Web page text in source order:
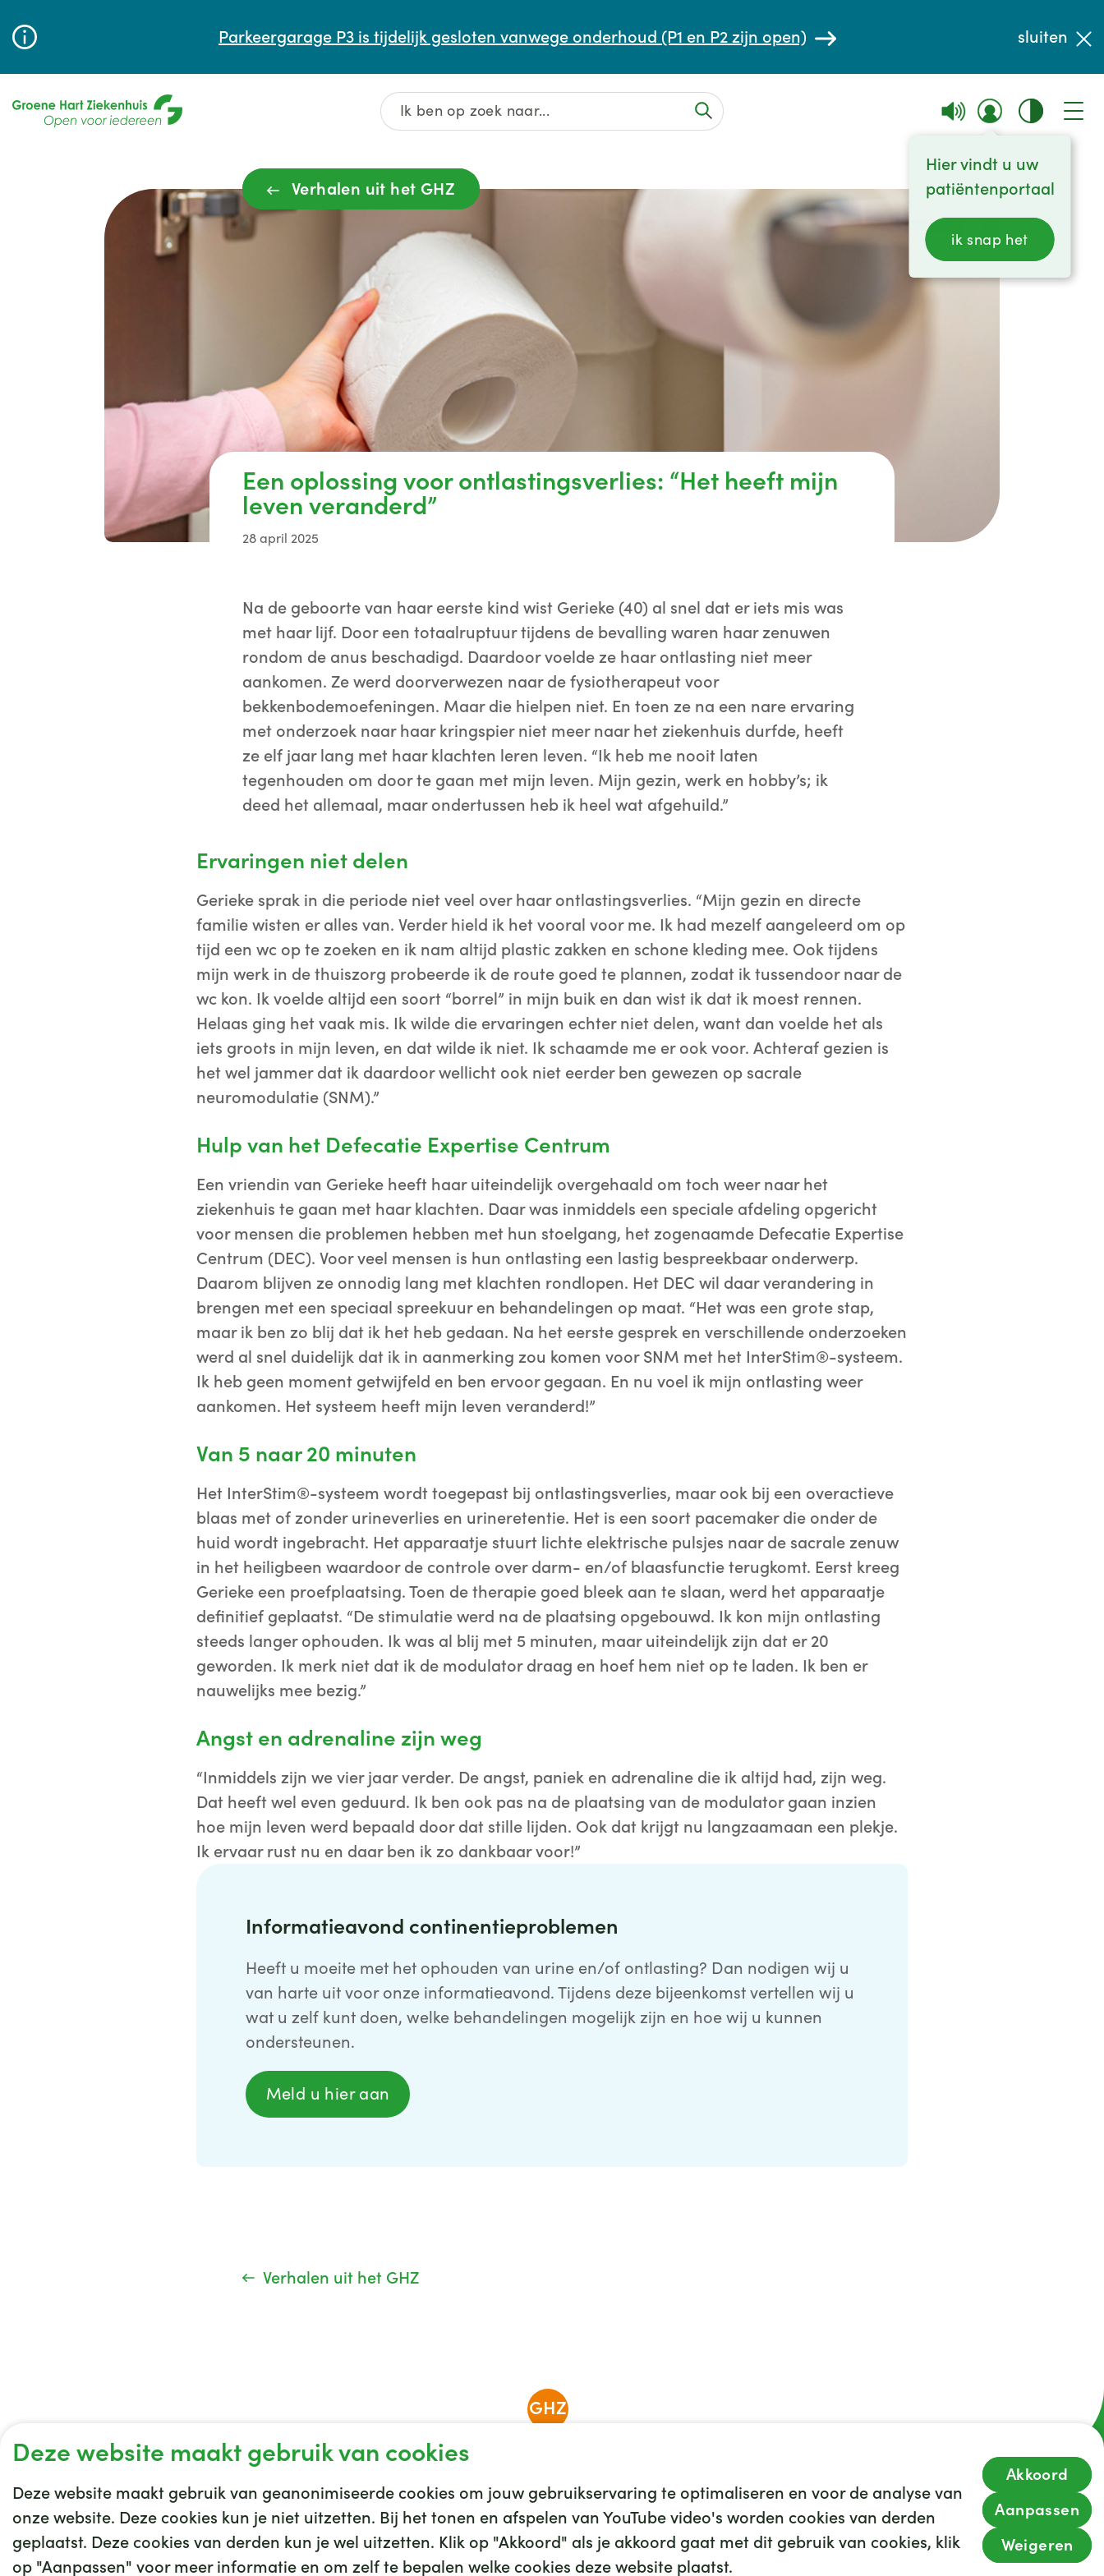
Parkeergarage P3 is tijdelijk gesloten vanwege onderhoud (P1 en P2 zijn open) sluiten
Hier vindt u uw
patiëntenportaal
ik snap het
Wachttijden
Verhalen uit het GHZ
Een oplossing voor ontlastingsverlies: “Het heeft mijn
leven veranderd”
28 april 2025
Na de geboorte van haar eerste kind wist Gerieke (40) al snel dat er iets mis was
met haar lijf. Door een totaalruptuur tijdens de bevalling waren haar zenuwen
rondom de anus beschadigd. Daardoor voelde ze haar ontlasting niet meer
aankomen. Ze werd doorverwezen naar de fysiotherapeut voor
bekkenbodemoefeningen. Maar die hielpen niet. En toen ze na een nare ervaring
met onderzoek naar haar kringspier niet meer naar het ziekenhuis durfde, heeft
ze elf jaar lang met haar klachten leren leven. “Ik heb me nooit laten
tegenhouden om door te gaan met mijn leven. Mijn gezin, werk en hobby’s; ik
deed het allemaal, maar ondertussen heb ik heel wat afgehuild.”
Ervaringen niet delen
Gerieke sprak in die periode niet veel over haar ontlastingsverlies. “Mijn gezin en directe
familie wisten er alles van. Verder hield ik het vooral voor me. Ik had mezelf aangeleerd om op
tijd een wc op te zoeken en ik nam altijd plastic zakken en schone kleding mee. Ook tijdens
mijn werk in de thuiszorg probeerde ik de route goed te plannen, zodat ik tussendoor naar de
wc kon. Ik voelde altijd een soort “borrel” in mijn buik en dan wist ik dat ik moest rennen.
Helaas ging het vaak mis. Ik wilde die ervaringen echter niet delen, want dan voelde het als
iets groots in mijn leven, en dat wilde ik niet. Ik schaamde me er ook voor. Achteraf gezien is
het wel jammer dat ik daardoor wellicht ook niet eerder ben gewezen op sacrale
neuromodulatie (SNM).”
Hulp van het Defecatie Expertise Centrum
Een vriendin van Gerieke heeft haar uiteindelijk overgehaald om toch weer naar het
ziekenhuis te gaan met haar klachten. Daar was inmiddels een speciale afdeling opgericht
voor mensen die problemen hebben met hun stoelgang, het zogenaamde Defecatie Expertise
Centrum (DEC). Voor veel mensen is hun ontlasting een lastig bespreekbaar onderwerp.
Daarom blijven ze onnodig lang met klachten rondlopen. Het DEC wil daar verandering in
brengen met een speciaal spreekuur en behandelingen op maat. “Het was een grote stap,
maar ik ben zo blij dat ik het heb gedaan. Na het eerste gesprek en verschillende onderzoeken
werd al snel duidelijk dat ik in aanmerking zou komen voor SNM met het InterStim®-systeem.
Ik heb geen moment getwijfeld en ben ervoor gegaan. En nu voel ik mijn ontlasting weer
aankomen. Het systeem heeft mijn leven veranderd!”
Van 5 naar 20 minuten
Het InterStim®-systeem wordt toegepast bij ontlastingsverlies, maar ook bij een overactieve
blaas met of zonder urineverlies en urineretentie. Het is een soort pacemaker die onder de
huid wordt ingebracht. Het apparaatje stuurt lichte elektrische pulsjes naar de sacrale zenuw
in het heiligbeen waardoor de controle over darm- en/of blaasfunctie terugkomt. Eerst kreeg
Gerieke een proefplaatsing. Toen de therapie goed bleek aan te slaan, werd het apparaatje
definitief geplaatst. “De stimulatie werd na de plaatsing opgebouwd. Ik kon mijn ontlasting
steeds langer ophouden. Ik was al blij met 5 minuten, maar uiteindelijk zijn dat er 20
geworden. Ik merk niet dat ik de modulator draag en hoef hem niet op te laden. Ik ben er
nauwelijks mee bezig.”
Angst en adrenaline zijn weg
“Inmiddels zijn we vier jaar verder. De angst, paniek en adrenaline die ik altijd had, zijn weg.
Dat heeft wel even geduurd. Ik ben ook pas na de plaatsing van de modulator gaan inzien
hoe mijn leven werd bepaald door dat stille lijden. Ook dat krijgt nu langzaamaan een plekje.
Ik ervaar rust nu en daar ben ik zo dankbaar voor!”
Informatieavond continentieproblemen
Heeft u moeite met het ophouden van urine en/of ontlasting? Dan nodigen wij u
van harte uit voor onze informatieavond. Tijdens deze bijeenkomst vertellen wij u
wat u zelf kunt doen, welke behandelingen mogelijk zijn en hoe wij u kunnen
ondersteunen.
Meld u hier aan
Verhalen uit het GHZ
Deze website maakt gebruik van cookies
Deze website maakt gebruik van geanonimiseerde cookies om jouw gebruikservaring te optimaliseren en voor de analyse van
onze website. Deze cookies kun je niet uitzetten. Bij het tonen en afspelen van YouTube video's worden cookies van derden
geplaatst. Deze cookies van derden kun je wel uitzetten. Klik op "Akkoord" als je akkoord gaat met dit gebruik van cookies, klik
op "Aanpassen" voor meer informatie en om zelf te bepalen welke cookies deze website plaatst.
Akkoord
Aanpassen
Weigeren
GHZ
We hebben 35 leuke banen voor je
Kijk op werkenbijghz.nl
Privacy Algemene voorwaarden Cookies Disclaimer